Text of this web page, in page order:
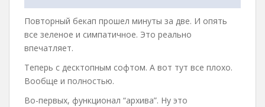
Повторный бекап прошел минуты за две. И опять
все зеленое и симпатичное. Это реально
впечатляет.
Теперь с десктопным софтом. А вот тут все плохо.
Вообще и полностью.
Во-первых, функционал “архива”. Ну это